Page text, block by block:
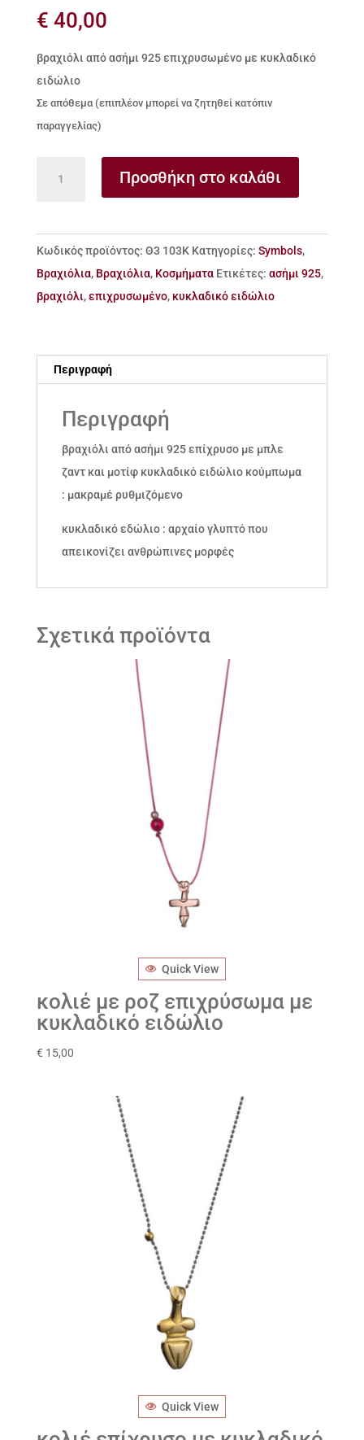
€ 40,00
βραχιόλι από ασήμι 925 επιχρυσωμένο με κυκλαδικό
ειδώλιο
Σε απόθεμα (επιπλέον μπορεί να ζητηθεί κατόπιν
παραγγελίας)
925
επιχρυσωμένο
με
κυκλαδικό
Προσθήκη στο καλάθι
Κωδικός προϊόντος: Θ3 103Κ Κατηγορίες: Symbols,
Βραχιόλια, Βραχιόλια, Κοσμήματα Ετικέτες: ασήμι 925,
βραχιόλι,επιχρυσωμένο, κυκλαδικό ειδώλιο
Περιγραφή
Περιγραφή
βραχιόλι από ασήμι 925 επίχρυσο με μπλε
ζαντ και μοτίφ κυκλαδικό ειδώλιο κούμπωμα
: μακραμέ ρυθμιζόμενο
κυκλαδικό εδώλιο : αρχαίο γλυπτό που
απεικονίζει ανθρώπινες μορφές
Σχετικά προϊόντα
Quick View
κολιέ με ροζ επιχρύσωμα με
κυκλαδικό ειδώλιο
€ 15,00
Quick View